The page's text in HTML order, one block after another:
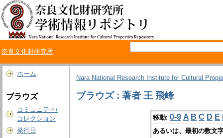
奈良文化財研究所
ホーム
ブラウズ
コミュニティ/
コレクション
発行日
Nara National Research Institute for Cultural
ブラウズ : 著者 王 飛峰
移動: 0-9 A B C D E
あるいは、最初の数文